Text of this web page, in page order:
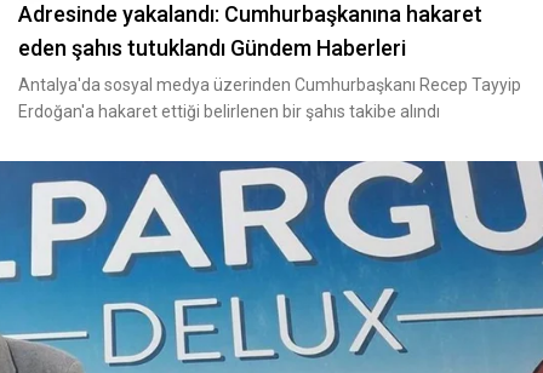
Adresinde yakalandı: Cumhurbaşkanına hakaret
eden şahıs tutuklandı Gündem Haberleri
Antalya'da sosyal medya üzerinden Cumhurbaşkanı Recep Tayyip
Erdoğan'a hakaret ettiği belirlenen bir şahıs takibe alındı